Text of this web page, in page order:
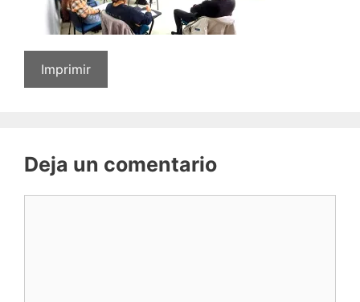
Imprimir
Deja un comentario